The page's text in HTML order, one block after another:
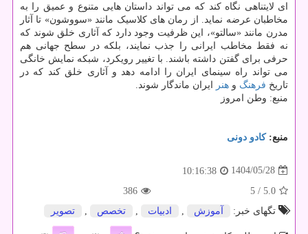
ای لایتناهی نگاه کند که می تواند داستان هایی متنوع و عمیق را به
مخاطبان عرضه نماید. از رمان های کلاسیک مانند «سووشون» تا آثار
مدرن مانند «سالتو»، این ظرفیت وجود دارد که آثاری خلق شوند که
نه فقط مخاطب ایرانی را جذب نمایند، بلکه در سطح جهانی هم
حرفی برای گفتن داشته باشند. با تغییر رویکرد، شبکه نمایش خانگی
می تواند راه سینمای ایران را ادامه دهد و آثاری خلق کند که در
تاریخ فرهنگ و هنر
ایران ماندگار شوند.
منبع: وطن امروز
منبع:كادو دونی
1404/05/28
10:16:38
5.0
/ 5
386
تگهای خبر:
آموزش , ادبیات , تخصص , تصویر